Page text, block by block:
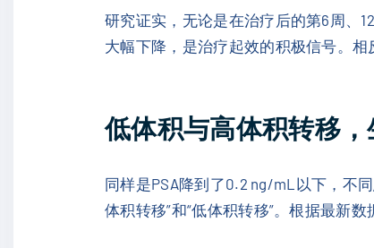
研究证实，无论是在治疗后的第6周、
大幅下降，是治疗起效的积极信号。
低体积与高体积转移
同样是PSA降到了0.2 ng/mL以下，不
体积转移”和“低体积转移”。根据最新